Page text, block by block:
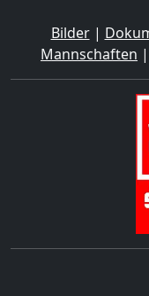
Bilder|
Mannschaften |